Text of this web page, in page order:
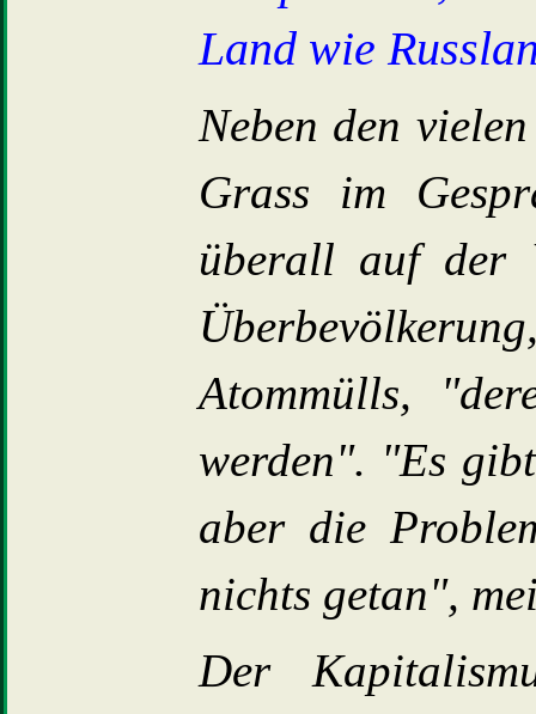
Land wie
Neben den
Grass im
überall auf der
Atommülls,
werden". "Es
aber die
nichts getan",
Der